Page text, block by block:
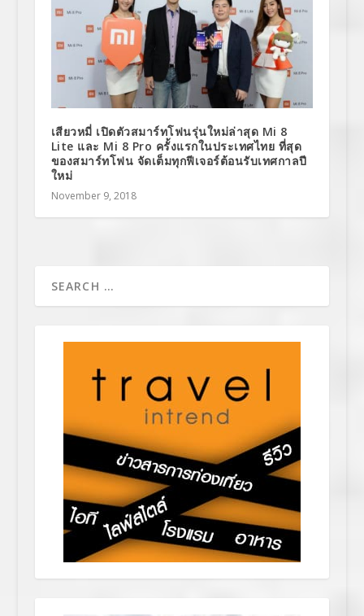
เสียวหมี่ เปิดตัวสมาร์ทโฟนรุ่นใหม่ล่าสุด Mi 8
Lite และ Mi 8 Pro ครั้งแรกในประเทศไทย ที่สุด
ของสมาร์ทโฟน จัดเต็มทุกฟีเจอร์ต้อนรับเทศกาลปี
ใหม่
November 9, 2018